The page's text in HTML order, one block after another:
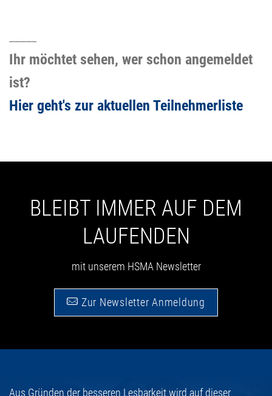
Ihr möchtet sehen, wer schon angemeldet
ist?
Hier geht's zur aktuellen Teilnehmerliste
BLEIBT IMMER AUF DEM
LAUFENDEN
mit unserem HSMA Newsletter
Zur Newsletter Anmeldung
Aus Gründen der besseren Lesbarkeit wird auf dieser